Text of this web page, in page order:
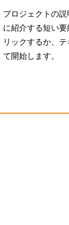
プロジェクトの
に紹介する短い
リックするか、
て開始します。